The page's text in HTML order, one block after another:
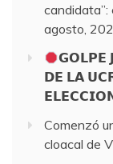
agosto,
𝗚𝗢𝗟𝗣𝗘
𝗗𝗘 𝗟𝗔
Comenzó
cloacal de